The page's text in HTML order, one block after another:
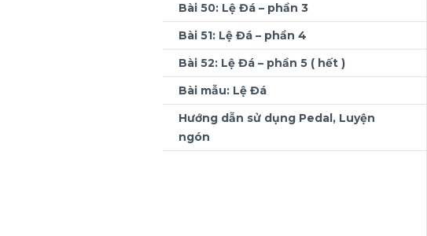
Bài 50: Lệ Đá – phần 3
Bài 51: Lệ Đá – phần 4
Bài 52: Lệ Đá – phần 5 ( hết )
Bài mẫu: Lệ Đá
Hướng dẫn sử dụng Pedal, Luyện
ngón